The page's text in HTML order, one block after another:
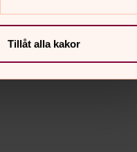
Tillåt alla kakor